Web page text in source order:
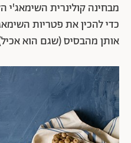
מבחינה קולינרית השימאג'י
כדי להכין את פטריות
אותן מהבסיס (שגם הוא